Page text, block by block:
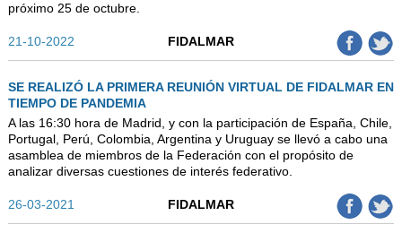
próximo 25 de octubre.
21-10-2022 FIDALMAR
SE REALIZÓ LA PRIMERA REUNIÓN VIRTUAL DE FIDALMAR EN
TIEMPO DE PANDEMIA
A las 16:30 hora de Madrid, y con la participación de España, Chile,
Portugal, Perú, Colombia, Argentina y Uruguay se llevó a cabo una
asamblea de miembros de la Federación con el propósito de
analizar diversas cuestiones de interés federativo.
26-03-2021 FIDALMAR